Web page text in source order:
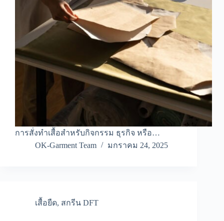
การสั่งทำเสื้อสำหรับกิจกรรม ธุรกิจ หรือ…
OK-Garment Team
มกราคม 24, 2025
เสื้อยืด, สกรีน DFT